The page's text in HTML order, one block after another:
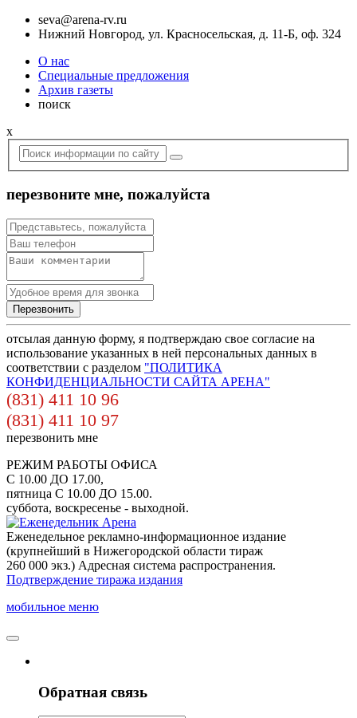
seva@arena-rv.ru
Нижний Новгород, ул. Красносельская, д. 11-Б, оф. 324
О нас
Специальные предложения
Архив газеты
поиск
x
перезвоните мне, пожалуйста
отсылая данную форму, я подтверждаю свое согласие на
использование указанных в ней персональных данных в
соответствии с разделом "ПОЛИТИКА
КОНФИДЕНЦИАЛЬНОСТИ САЙТА АРЕНА"
(831) 411 10 96
(831) 411 10 97
перезвонить мне
РЕЖИМ РАБОТЫ ОФИСА
С 10.00 ДО 17.00,
пятница С 10.00 ДО 15.00.
суббота, воскресенье - выходной.
Еженедельное рекламно-информационное издание
(крупнейший в Нижегородской области тираж
260 000 экз.) Адресная система распространения.
Подтверждение тиража издания
мобильное меню
Обратная связь